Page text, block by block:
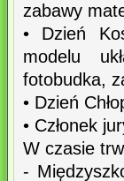
zabawy
• Dzień
modelu
fotobudka,
• Dzień
• Członek
W czasie
-